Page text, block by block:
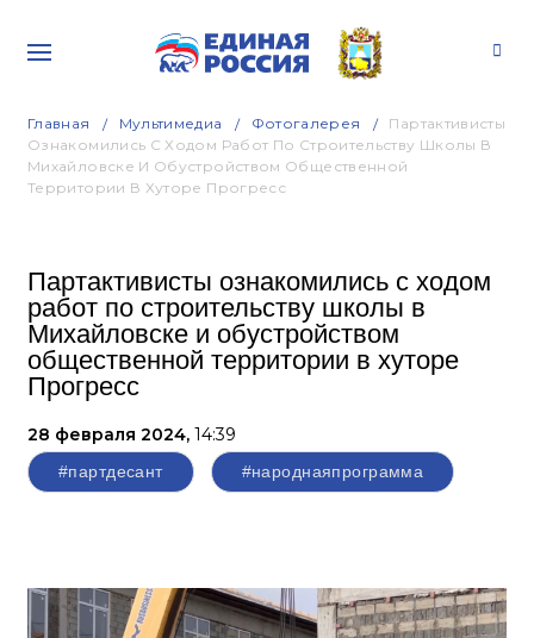
Главная Мультимедиа Фотогалерея
Партактивисты
Ознакомились С Ходом Работ По Строительству Школы В
Михайловске И Обустройством Общественной
Территории В Хуторе Прогресс
Партактивисты ознакомились с ходом
работ по строительству школы в
Михайловске и обустройством
общественной территории в хуторе
Прогресс
28 февраля 2024, 14:39
#партдесант #народнаяпрограмма